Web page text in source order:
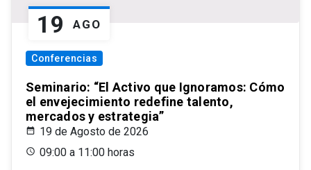
19 AGO
Conferencias
Seminario: “El Activo que Ignoramos: Cómo
el envejecimiento redefine talento,
mercados y estrategia”
19 de Agosto de 2026
09:00 a 11:00 horas